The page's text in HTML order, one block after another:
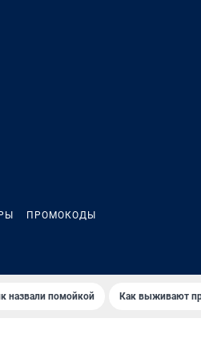
ПРОМОКОДЫ
назвали помойкой Как выживают